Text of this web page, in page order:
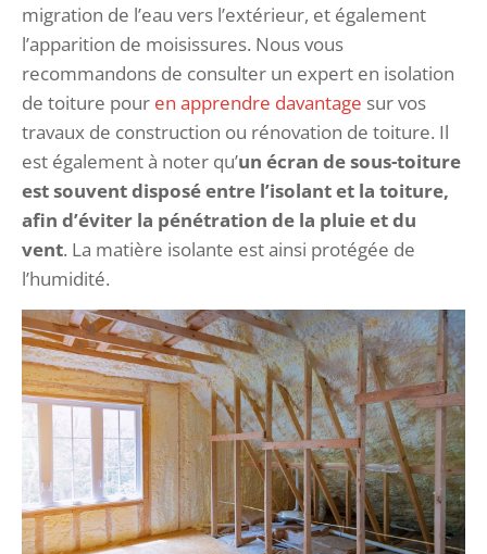
migration de l’eau vers l’extérieur, et également
l’apparition de moisissures. Nous vous
recommandons de consulter un expert en isolation
de toiture pour en apprendre davantage sur vos
travaux de construction ou rénovation de toiture. Il
est également à noter qu’un écran de sous-toiture
est souvent disposé entre l’isolant et la toiture,
afin d’éviter la pénétration de la pluie et du
vent. La matière isolante est ainsi protégée de
l’humidité.